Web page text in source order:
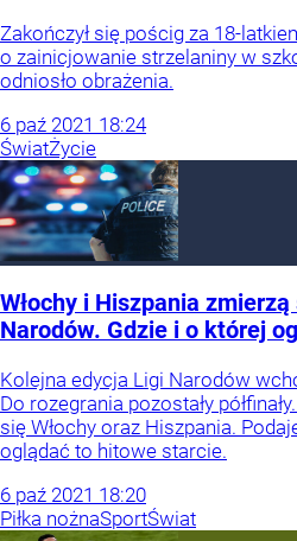
Zakończył się pościg za 18-
o zainicjowanie strzelaniny w
odniosło obrażenia.
6 paź 2021 18:24
ŚwiatŻycie
Włochy i Hiszpania
Narodów. Gdzie i o której
Kolejna edycja Ligi Narodów
Do rozegrania pozostały
się Włochy oraz Hiszpania.
oglądać to hitowe starcie.
6 paź 2021 18:20
Piłka nożnaSportŚwiat